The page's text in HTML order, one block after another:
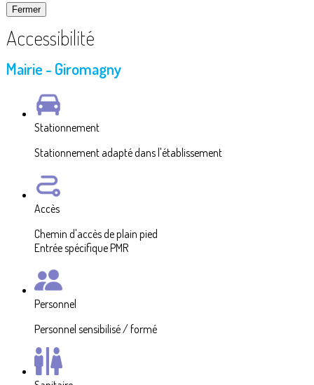
Fermer
Accessibilité
Mairie - Giromagny
Stationnement
Stationnement adapté dans l'établissement
Accès
Chemin d'accès de plain pied
Entrée spécifique PMR
Personnel
Personnel sensibilisé / formé